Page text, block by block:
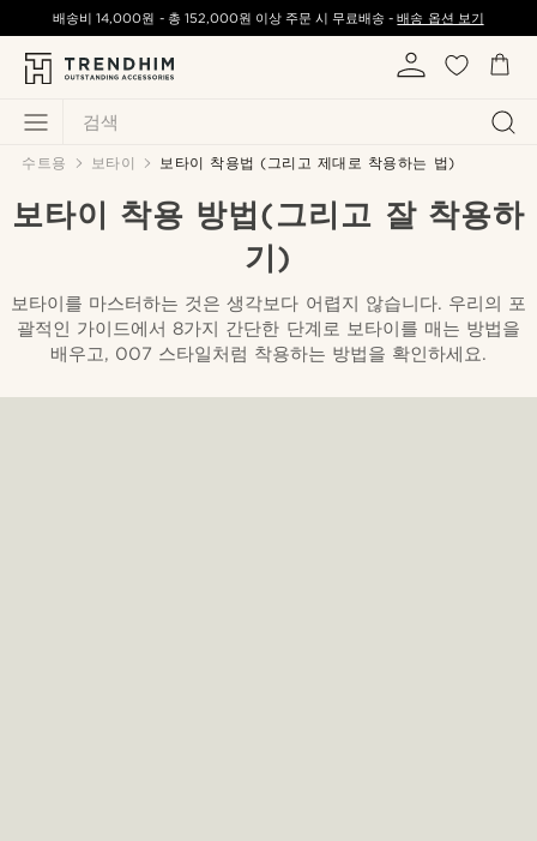
검색
배송비14,000원 - 총 152,000원 이상 주문 시 무료배송 -배송 옵션 보기
수트용 보타이 보타이 착용법 (그리고 제대로 착용하는 법)
보타이 착용 방법(그리고 잘 착용하
기)
보타이를 마스터하는 것은 생각보다 어렵지 않습니다. 우리의 포
괄적인 가이드에서 8가지 간단한 단계로 보타이를 매는 방법을
배우고, 007 스타일처럼 착용하는 방법을 확인하세요.